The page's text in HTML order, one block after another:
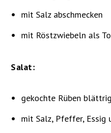
mit Salz abschmecken
mit Röstzwiebeln als
Salat:
gekochte Rüben
mit Salz, Pfeffer, Essig